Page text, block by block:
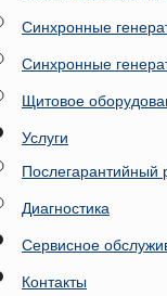
Синхронные
Синхронные
Щитовое
Услуги
Послегарантийный
Диагностика
Сервисное
Контакты